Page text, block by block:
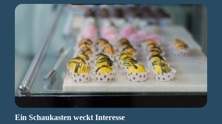
Ein Schaukasten weckt Interesse